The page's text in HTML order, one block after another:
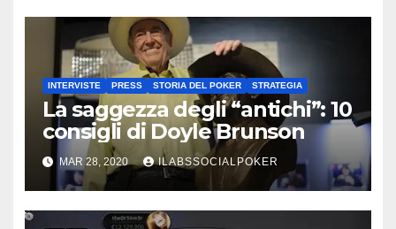
INTERVISTE PRESS STORIA DEL POKER STRATEGIA
La saggezza degli “antichi”: 10
consigli di Doyle Brunson
MAR 28, 2020 ILABSSOCIALPOKER